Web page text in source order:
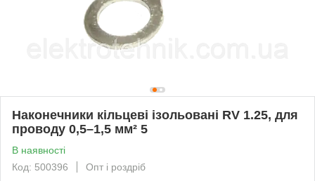
Наконечники кільцеві ізольовані RV 1.25, для
проводу 0,5–1,5 мм² 5
В наявності
Код: 500396
Опт і роздріб